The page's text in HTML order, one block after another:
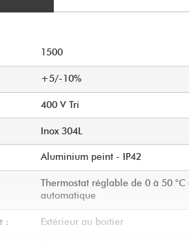
1500
+5/-10%
400 V Tri
Inox 304L
Aluminium peint - IP42
Thermostat réglable de 0 à 50
automatique
: Extérieur au boitier